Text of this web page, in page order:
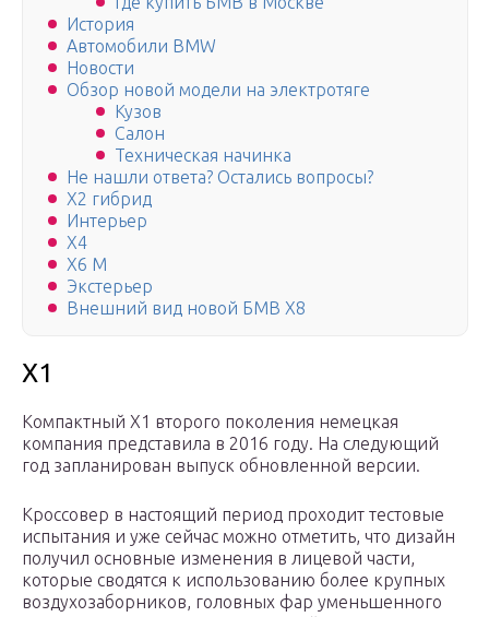
История
Автомобили BMW
Новости
Обзор новой модели на электротяге
Кузов
Салон
Техническая начинка
Не нашли ответа? Остались вопросы?
X2 гибрид
Интерьер
X4
X6 М
Экстерьер
Внешний вид новой БМВ Х8
X1
Компактный X1 второго поколения немецкая
компания представила в 2016 году. На следующий
год запланирован выпуск обновленной версии.
Кроссовер в настоящий период проходит тестовые
испытания и уже сейчас можно отметить, что дизайн
получил основные изменения в лицевой части,
которые сводятся к использованию более крупных
воздухозаборников, головных фар уменьшенного